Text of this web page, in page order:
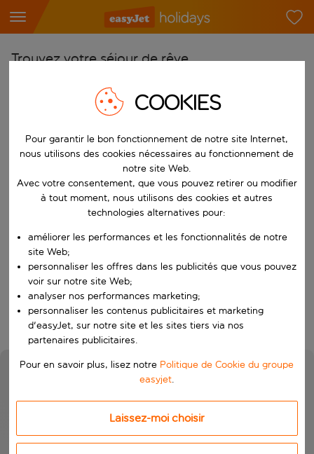
Trouvez votre séjour de rêve
Commencez à taper pour la saisie automatique. Lorsque les
Choisissez votre aéroport
Commencez à taper pour la saisie automatique. Lorsque les
Choisissez votre destination
Vers
Choisissez vos dates
Quand
Qui
Rechercher
COOKIES
Pour garantir le bon fonctionnement de notre site Internet,
nous utilisons des cookies nécessaires au fonctionnement de
notre site Web.
Avec votre consentement, que vous pouvez retirer ou modifier
à tout moment, nous utilisons des cookies et autres
technologies alternatives pour:
améliorer les performances et les fonctionnalités de notre
site Web;
personnaliser les offres dans les publicités que vous pouvez
voir sur notre site Web;
analyser nos performances marketing;
personnaliser les contenus publicitaires et marketing
d'easyJet, sur notre site et les sites tiers via nos
partenaires publicitaires.
Pour en savoir plus, lisez notre Politique de Cookie du groupe
easyjet.
Laissez-moi choisir